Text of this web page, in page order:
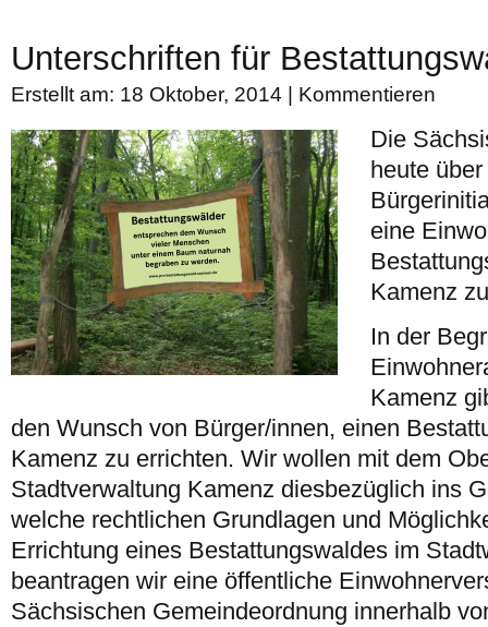
Unterschriften für
Erstellt am: 18 Oktober, 2014 | Kommentieren
Die
heute
eine
Kamenz
In der
Kamenz
den Wunsch von Bürger/innen, einen
Kamenz zu errichten. Wir wollen mit dem
Stadtverwaltung Kamenz diesbezüglich ins
welche rechtlichen Grundlagen und
Errichtung eines Bestattungswaldes im
beantragen wir eine öffentliche
Sächsischen Gemeindeordnung innerhalb